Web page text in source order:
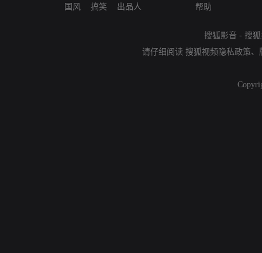
国风
搞笑
出品人
帮助
搜狐影音 - 搜
请仔细阅读 搜狐视频隐私政策、